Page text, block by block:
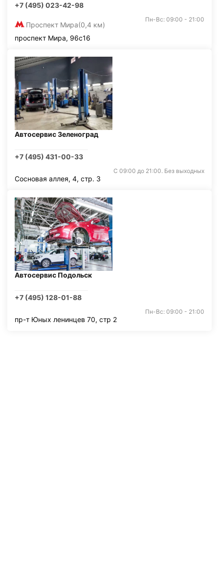
+7 (495) 023-42-98
Проспект Мира(0,4 км)
Пн-Вс: 09:00 - 21:00
проспект Мира, 96с16
Автосервис Зеленоград
+7 (495) 431-00-33
С 09:00 до 21:00. Без выходных
Сосновая аллея, 4, стр. 3
Автосервис Подольск
+7 (495) 128-01-88
Пн-Вс: 09:00 - 21:00
пр-т Юных ленинцев 70, стр 2